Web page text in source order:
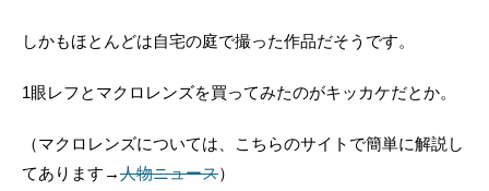
しかもほとんどは自宅の庭で撮った作品だそうです。
1眼レフとマクロレンズを買ってみたのがキッカケだとか。
（マクロレンズについては、こちらのサイトで簡単に解説し
てあります→人物ニュース）